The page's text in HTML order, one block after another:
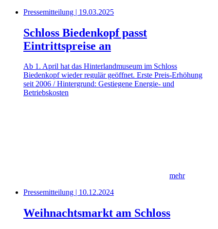
Pressemitteilung | 19.03.2025
Schloss Biedenkopf passt
Eintrittspreise an
Ab 1. April hat das Hinterlandmuseum im Schloss
Biedenkopf wieder regulär geöffnet. Erste Preis-Erhöhung
seit 2006 / Hintergrund: Gestiegene Energie- und
Betriebskosten
mehr
Pressemitteilung | 10.12.2024
Weihnachtsmarkt am Schloss